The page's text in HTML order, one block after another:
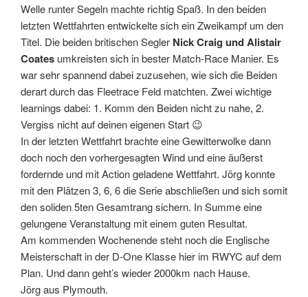
Welle runter Segeln machte richtig Spaß. In den beiden
letzten Wettfahrten entwickelte sich ein Zweikampf um den
Titel. Die beiden britischen Segler Nick Craig und Alistair
Coates umkreisten sich in bester Match-Race Manier. Es
war sehr spannend dabei zuzusehen, wie sich die Beiden
derart durch das Fleetrace Feld matchten. Zwei wichtige
learnings dabei: 1. Komm den Beiden nicht zu nahe, 2.
Vergiss nicht auf deinen eigenen Start 😉
In der letzten Wettfahrt brachte eine Gewitterwolke dann
doch noch den vorhergesagten Wind und eine äußerst
fordernde und mit Action geladene Wettfahrt. Jörg konnte
mit den Plätzen 3, 6, 6 die Serie abschließen und sich somit
den soliden 5ten Gesamtrang sichern. In Summe eine
gelungene Veranstaltung mit einem guten Resultat.
Am kommenden Wochenende steht noch die Englische
Meisterschaft in der D-One Klasse hier im RWYC auf dem
Plan. Und dann geht’s wieder 2000km nach Hause.
Jörg aus Plymouth.